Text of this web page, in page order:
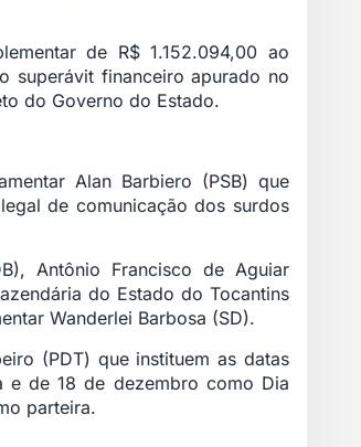
de R$ 1.152.094,00 ao
superávit financeiro apurado no
do Governo do Estado.
Alan Barbiero (PSB) que
de comunicação dos surdos
Antônio Francisco de Aguiar
do Estado do Tocantins
Wanderlei Barbosa (SD).
(PDT) que instituem as datas
de 18 de dezembro como Dia
parteira.